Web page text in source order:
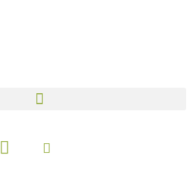
Panier